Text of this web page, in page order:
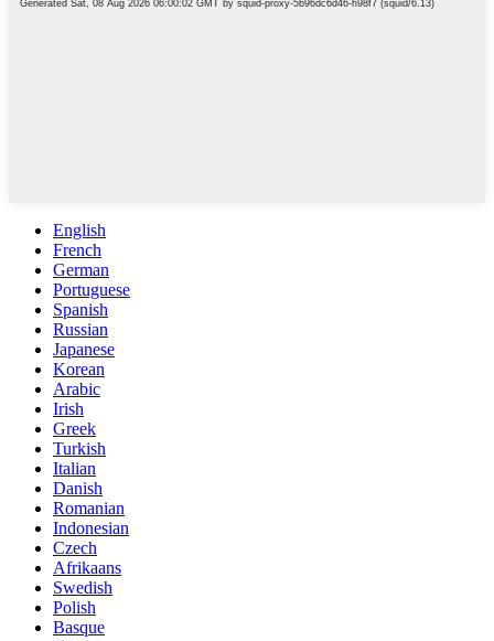
English
French
German
Portuguese
Spanish
Russian
Japanese
Korean
Arabic
Irish
Greek
Turkish
Italian
Danish
Romanian
Indonesian
Czech
Afrikaans
Swedish
Polish
Basque